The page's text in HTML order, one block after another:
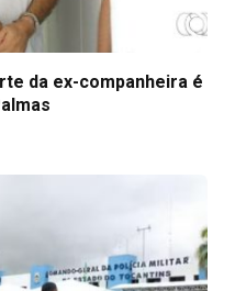
da ex-companheira é